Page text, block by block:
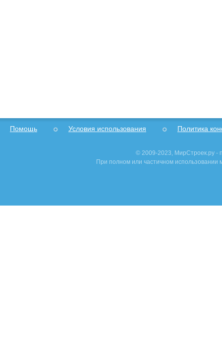
Помощь Условия использования Политика
© 2009-2023, МирСтроек.ру -
При полном или частичном использовании